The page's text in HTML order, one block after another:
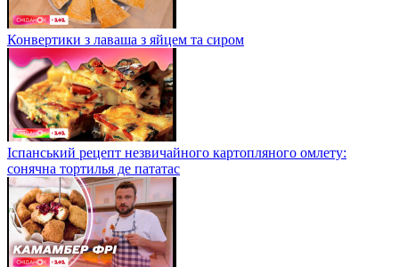
Конвертики з лаваша з яйцем та сиром
Іспанський рецепт незвичайного картопляного омлету:
сонячна тортилья де пататас